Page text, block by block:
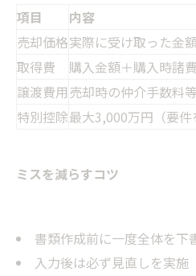
項目
内容
売却価格実際に受け取った金
取得費
購入金額＋購入時諸
譲渡費用売却時の仲介手数料
特別控除最大3,000万円（要件
ミスを減らすコツ
書類作成前に一度全体を下
入力後は必ず見直しを実施